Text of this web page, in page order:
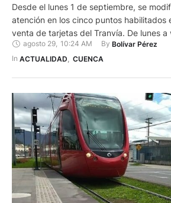
Desde el lunes 1 de septiembre, se
atención en los cinco puntos habilitados
venta de tarjetas del Tranvía. De lunes a
del Tranvía se podrán adquirir en los
horarios: en El Arenal (paso deprimido de
agosto 29, 10:24 AM By Bolívar Pérez
In ACTUALIDAD CUENCA